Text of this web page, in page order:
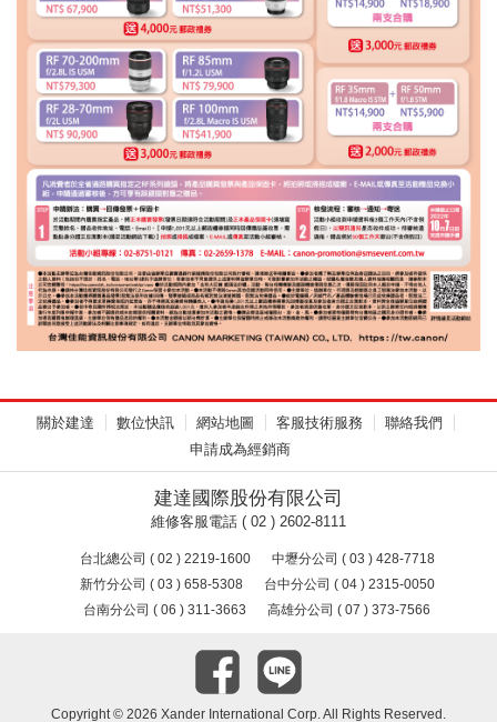
關於建達 數位快訊 網站地圖 客服技術服務
聯絡我們
申請成為經銷商
建達國際股份有限公司
維修客服電話 ( 02 ) 2602-8111
台北總公司 ( 02 ) 2219-1600
中壢分公司 ( 03 ) 428-7718
新竹分公司 ( 03 ) 658-5308
台中分公司 ( 04 ) 2315-0050
台南分公司 ( 06 ) 311-3663
高雄分公司 ( 07 ) 373-7566
Copyright © 2026 Xander International Corp. All Rights Reserved.